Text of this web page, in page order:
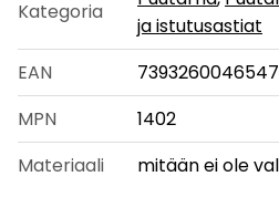
Kategoria
ja istutusastiat
EAN
7393260046547
MPN
1402
Materiaali
mitään ei ole